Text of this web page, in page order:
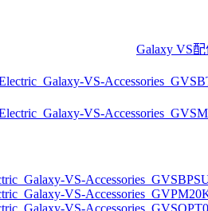
Galaxy VS
VS-
VS-
VS-
VS-